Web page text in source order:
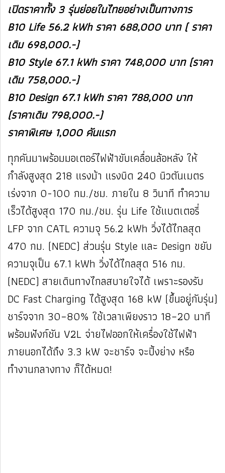
เปิดราคาทั้ง 3 รุ่นย่อยในไทยอย่างเป็นทางการ
B10 Life 56.2 kWh ราคา 688,000 บาท ( ราคา
เดิม 698,000.-)
B10 Style 67.1 kWh ราคา 748,000 บาท (ราคา
เดิม 758,000.-)
B10 Design 67.1 kWh ราคา 788,000 บาท
(ราคาเดิม 798,000.-)
ราคาพิเศษ 1,000 คันแรก
ทุกคันมาพร้อมมอเตอร์ไฟฟ้าขับเคลื่อนล้อหลัง ให้
กำลังสูงสุด 218 แรงม้า แรงบิด 240 นิวตันเมตร
เร่งจาก 0-100 กม./ชม. ภายใน 8 วินาที ทำความ
เร็วได้สูงสุด 170 กม./ชม. รุ่น Life ใช้แบตเตอรี่
LFP จาก CATL ความจุ 56.2 kWh วิ่งได้ไกลสุด
470 กม. (NEDC) ส่วนรุ่น Style และ Design ขยับ
ความจุเป็น 67.1 kWh วิ่งได้ไกลสุด 516 กม.
(NEDC) สายเดินทางไกลสบายใจได้ เพราะรองรับ
DC Fast Charging ได้สูงสุด 168 kW (ขึ้นอยู่กับรุ่น)
ชาร์จจาก 30–80% ใช้เวลาเพียงราว 18–20 นาที
พร้อมฟังก์ชัน V2L จ่ายไฟออกให้เครื่องใช้ไฟฟ้า
ภายนอกได้ถึง 3.3 kW จะชาร์จ จะปิ้งย่าง หรือ
ทำงานกลางทาง ก็ได้หมด!